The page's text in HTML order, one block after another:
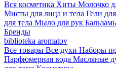
Вся косметика Хиты Молочко
Мисты для лица и тела Гели
для тела Мыло для рук
Бренды
biblioteka aromatov
Все товары Все духи Наборы
Парфюмерная вода Масляные